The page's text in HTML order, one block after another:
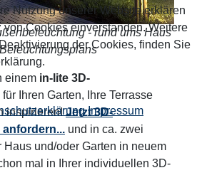
- rund ums Haus
einem in-lite 3D-
für Ihren Garten, Ihre Terrasse
inspirieren!Jetzt 3D-
und in ca. zwei
Haus und/oder Garten in neuem
mal in Ihrer individuellen 3D-
Nutzung unserer Website erklären
von Cookies einverstanden. Weitere
der Cookies, finden Sie
Impressum